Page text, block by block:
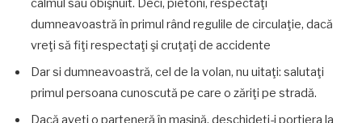
calmul său obişnuit. Deci, pietoni, respectaţi
dumneavoastră în primul rând regulile de circulaţie, dacă
vreţi să fiţi respectaţi şi cruţaţi de accidente
Dar si dumneavoastră, cel de la volan, nu uitaţi: salutaţi
primul persoana cunoscută pe care o zăriţi pe stradă.